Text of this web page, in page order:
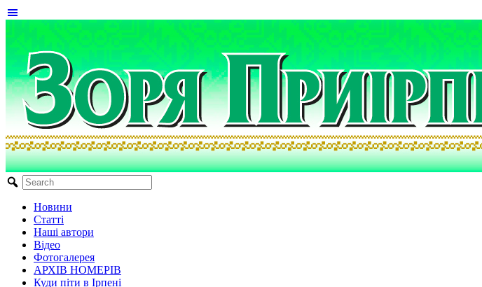
Новини
Статті
Наші автори
Відео
Фотогалерея
АРХІВ НОМЕРІВ
Куди піти в Ірпені